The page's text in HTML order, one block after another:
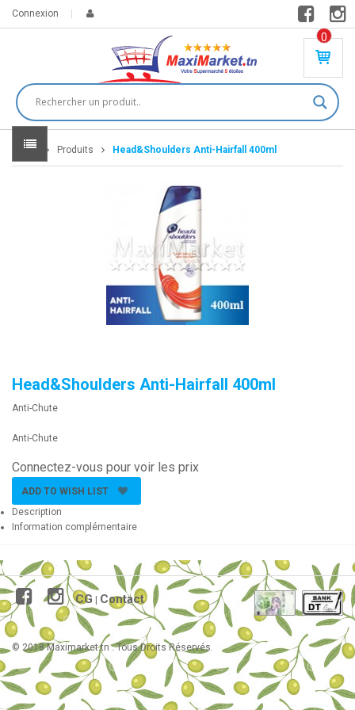
Connexion
0
PR
DU
IT(
S)
Home Produits Head&Shoulders Anti-Hairfall 400ml
Head&Shoulders Anti-Hairfall 400ml
Anti-Chute
Anti-Chute
Connectez-vous pour voir les prix
ADD TO WISH LIST
Description
Information complémentaire
CG Contact
© 2018 Maximarket.tn . Tous Droits Réservés.